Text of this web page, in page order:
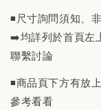
◾️尺寸詢問須知、
➡️均詳列於首頁左
聯繫討論
◾️商品頁下方有放
參考看看